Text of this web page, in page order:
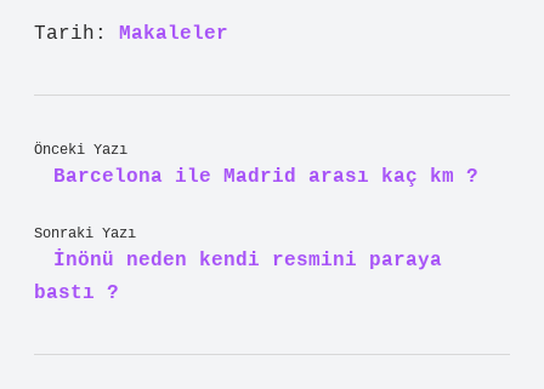
Tarih: Makaleler
Önceki Yazı
Barcelona ile Madrid arası kaç km ?
Sonraki Yazı
İnönü neden kendi resmini paraya
bastı ?